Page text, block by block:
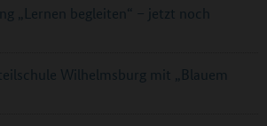
„Lernen begleiten“ – jetzt noch
Wilhelmsburg mit „Blauem